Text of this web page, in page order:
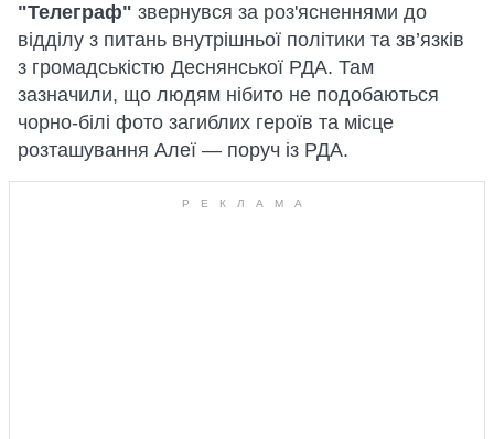
"Телеграф" звернувся за роз'ясненнями до
відділу з питань внутрішньої політики та зв’язків
з громадськістю Деснянської РДА. Там
зазначили, що людям нібито не подобаються
чорно-білі фото загиблих героїв та місце
розташування Алеї — поруч із РДА.